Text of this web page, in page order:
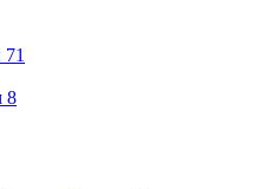
71
8